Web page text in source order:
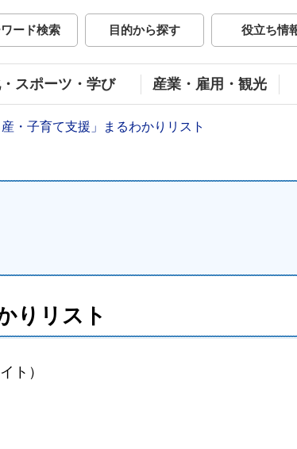
ード検索
目的から探す 役立ち情
スポーツ・学び 産業・雇用・観光
産・子育て支援」まるわかりリスト
りリスト
ト）